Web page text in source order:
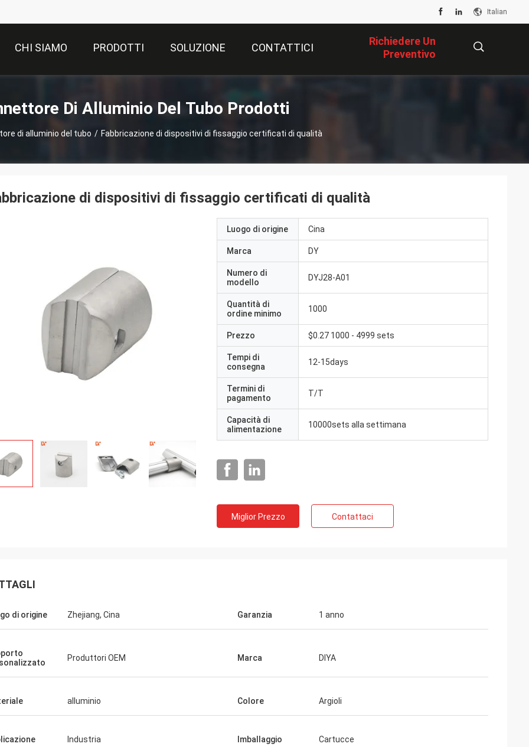
Italian
CHI SIAMO PRODOTTI SOLUZIONE CONTATTICI
Richiedere Un
Preventivo
Di Alluminio Del Tubo Prodotti
di alluminio del tubo / Fabbricazione di dispositivi di fissaggio certificati di qualità
acquistiamo sempre il carretto del
di servizi veloce e calda.
di dispositivi di fissaggio certificati di qualità
Luogo di origine Cina
Marca DY
Numero di
modello
DYJ28-A01
Quantità di
ordine minimo
1000
Prezzo $0.27 1000 - 4999 sets
Tempi di
consegna
12-15days
Termini di
pagamento
T/T
Capacità di
alimentazione
10000sets alla settimana
Miglior Prezzo Contattaci
di origine Zhejiang, Cina Garanzia 1 anno
Produttori OEM Marca DIYA
alluminio Colore Argioli
Industria Imballaggio Cartucce